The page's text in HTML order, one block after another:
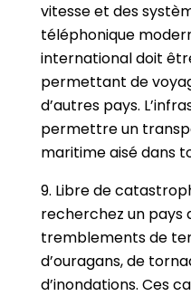
vitesse et des
téléphonique
international doit
permettant de
d’autres pays.
permettre un
maritime aisé dans
9. Libre de
recherchez un pays
tremblements de
d’ouragans, de
d’inondations. Ces